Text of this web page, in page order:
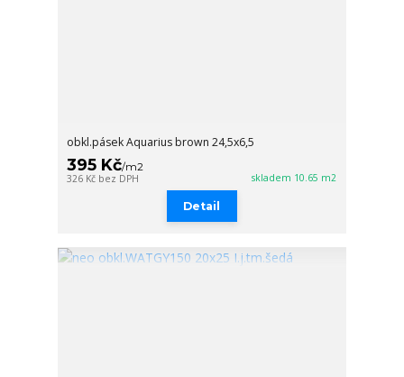
obkl.pásek Aquarius brown 24,5x6,5
395 Kč/m2
326 Kč bez DPH skladem 10.65 m2
Detail